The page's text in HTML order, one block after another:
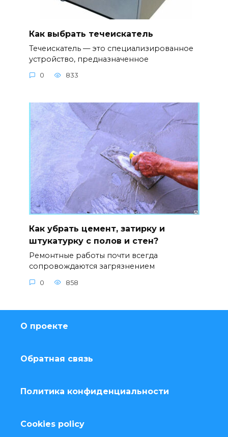
Как выбрать течеискатель
Течеискатель — это специализированное
устройство, предназначенное
0 833
Как убрать цемент, затирку и
штукатурку с полов и стен?
Ремонтные работы почти всегда
сопровождаются загрязнением
0 858
О проекте
Обратная связь
Политика конфиденциальности
Cookies policy